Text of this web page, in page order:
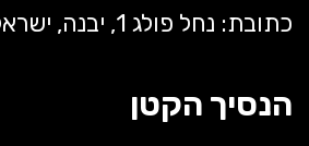
כתובת: נחל פולג 1, יבנה, ישראל
הנסיך הקטן